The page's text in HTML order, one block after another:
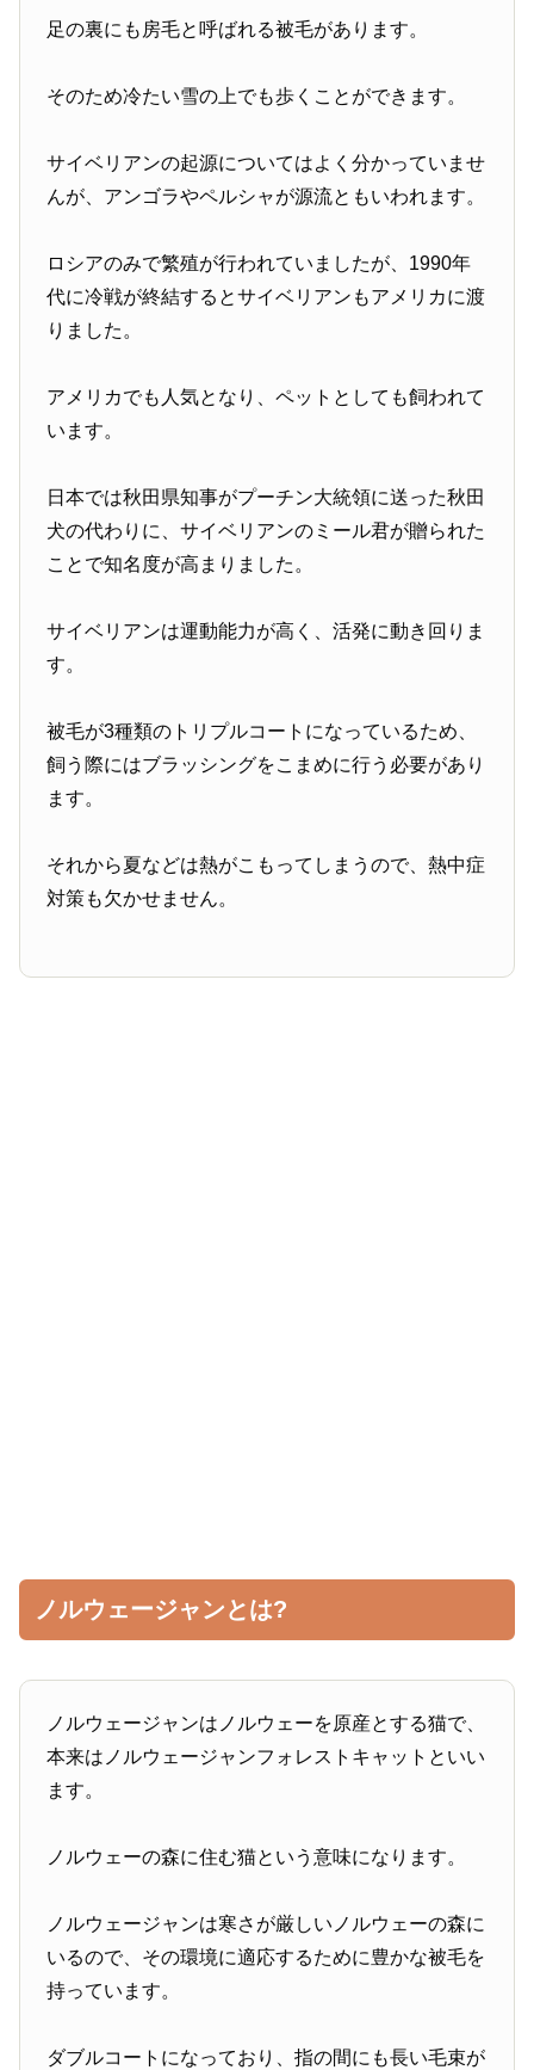
足の裏にも房毛と呼ばれる被毛があります。
そのため冷たい雪の上でも歩くことができます。
サイベリアンの起源についてはよく分かっていませ
んが、アンゴラやペルシャが源流ともいわれます。
ロシアのみで繁殖が行われていましたが、1990年
代に冷戦が終結するとサイベリアンもアメリカに渡
りました。
アメリカでも人気となり、ペットとしても飼われて
います。
日本では秋田県知事がプーチン大統領に送った秋田
犬の代わりに、サイベリアンのミール君が贈られた
ことで知名度が高まりました。
サイベリアンは運動能力が高く、活発に動き回りま
す。
被毛が3種類のトリプルコートになっているため、
飼う際にはブラッシングをこまめに行う必要があり
ます。
それから夏などは熱がこもってしまうので、熱中症
対策も欠かせません。
ノルウェージャンとは?
ノルウェージャンはノルウェーを原産とする猫で、
本来はノルウェージャンフォレストキャットといい
ます。
ノルウェーの森に住む猫という意味になります。
ノルウェージャンは寒さが厳しいノルウェーの森に
いるので、その環境に適応するために豊かな被毛を
持っています。
ダブルコートになっており、指の間にも長い毛束が